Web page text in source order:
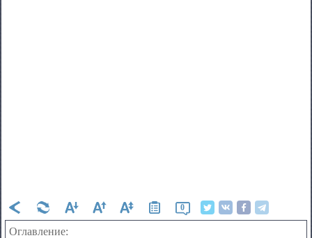
0
Оглавление: